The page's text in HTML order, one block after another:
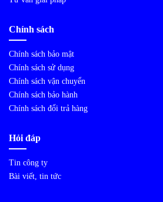
Chính sách
Chính sách bảo mật
Chính sách sử dụng
Chính sách vận chuyển
Chính sách bảo hành
Chính sách đổi trả hàng
Hỏi đáp
Tin công ty
Bài viết, tin tức